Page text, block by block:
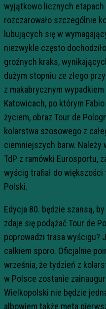
wyjątkowo licznych
rozczarowało szczególnie
lubujących się w
niezwykle często
groźnych kraks,
dużym stopniu ze złego
z makabrycznym
Katowicach, po którym
życiem, obraz Tour de
kolarstwa szosowego z
ciemniejszych barw.
TdP z ramówki Eurosportu,
wyścig trafiał do
Polski.
Edycja 80. będzie szansą,
zdaje się podążać Tour de
poprowadzi trasa wyścigu?
całkiem sporo. Oficjalnie
września, że tydzień z
w Polsce zostanie
Wielkopolski nie będzie
albowiem także meta